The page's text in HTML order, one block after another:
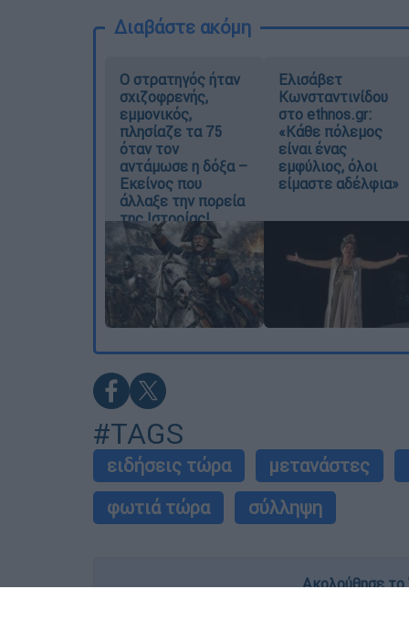
Διαβάστε ακόμη
O στρατηγός ήταν
σχιζοφρενής,
εμμονικός,
πλησίαζε τα 75
όταν τον
αντάμωσε η δόξα –
Εκείνος που
άλλαξε την πορεία
της Ιστορίας!
Ελισάβετ
Κωνσταντινίδου
στο ethnos.gr:
«Κάθε πόλεμος
είναι ένας
εμφύλιος, όλοι
είμαστε αδέλφια»
#TAGS
ειδήσεις τώρα μετανάστες
φωτιά τώρα
σύλληψη
Ακολούθησε το